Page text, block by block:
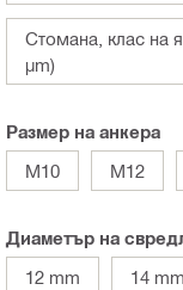
Стомана, клас на
µm)
Размер на анкера
M10
M12
Диаметър на
12 mm
14 mm